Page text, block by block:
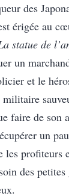
des
érigée au
statue de
un
et le
faire de son
un
les profiteurs
des petites